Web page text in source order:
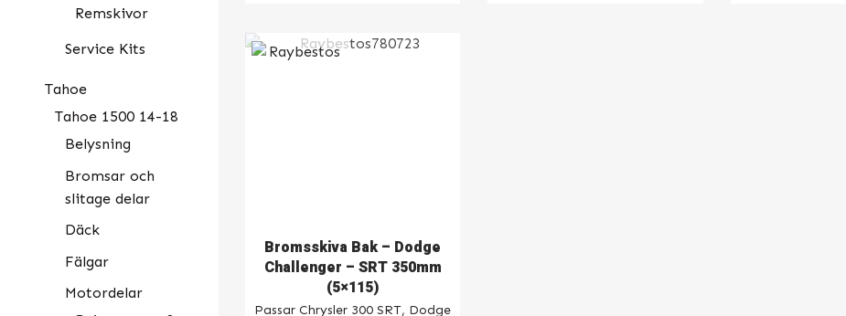
Remskivor
Service Kits
Tahoe
Tahoe 1500 14-18
Belysning
Bromsar och
slitage delar
Däck
Fälgar
Motordelar
Bromsskiva Bak – Dodge
Challenger – SRT 350mm
(5×115)
Passar Chrysler 300 SRT, Dodge